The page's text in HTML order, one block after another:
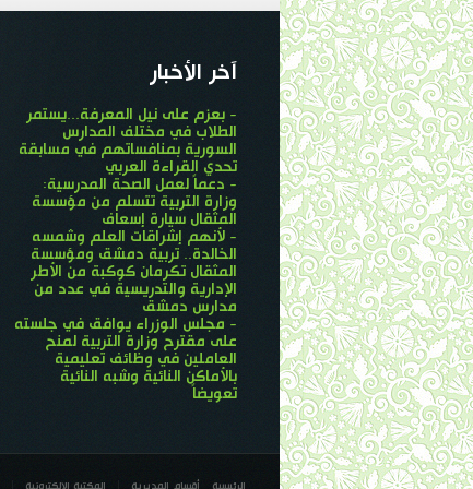
آخر الأخبار
- بعزم على نيل المعرفة...يستمر
الطلاب في مختلف المدارس
السورية بمنافساتهم في مسابقة
تحدي القراءة العربي
- دعماً لعمل الصحة المدرسية:
وزارة التربية تتسلم من مؤسسة
المثقال سيارة إسعاف
- لأنهم إشراقات العلم وشمسه
الخالدة.. تربية دمشق ومؤسسة
المثقال تكرمان كوكبة من الأطر
الإدارية والتدريسية في عدد من
مدارس دمشق
- مجلس الوزراء يوافق في جلسته
على مقترح وزارة التربية لمنح
العاملين في وظائف تعليمية
بالأماكن النائية وشبه النائية
تعويضاً
الرئيسية أقسام المديرية المكتبة الإلكترونية